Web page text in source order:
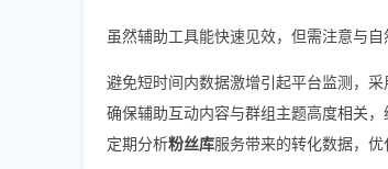
虽然辅助工具能快速见效，但需注意与自
避免短时间内数据激增引起平台监测，
确保辅助互动内容与群组主题高度相关，
定期分析粉丝库服务带来的转化数据，